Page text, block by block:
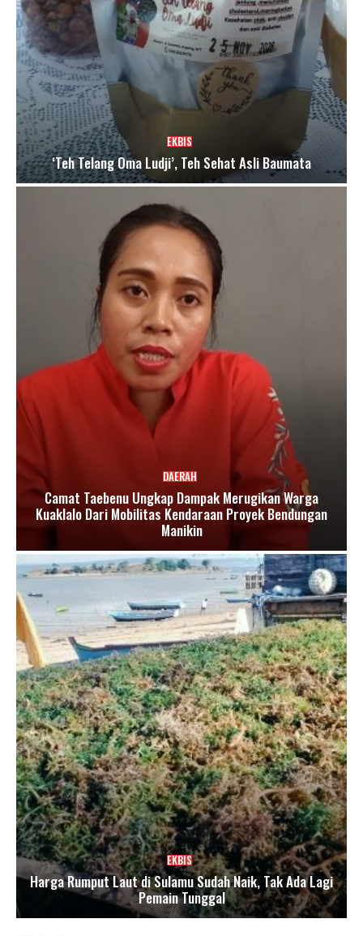
EKBIS
‘Teh Telang Oma Ludji’, Teh Sehat Asli Baumata
DAERAH
Camat Taebenu Ungkap Dampak Merugikan Warga
Kuaklalo Dari Mobilitas Kendaraan Proyek Bendungan
Manikin
EKBIS
Harga Rumput Laut di Sulamu Sudah Naik, Tak Ada Lagi
Pemain Tunggal